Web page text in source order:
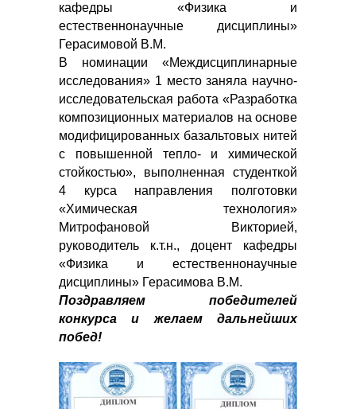
кафедры «Физика и
естественнонаучные дисциплины»
Герасимовой В.М.
В номинации «Междисциплинарные
исследования» 1 место заняла научно-
исследовательская работа «Разработка
композиционных материалов на основе
модифицированных базальтовых нитей
с повышенной тепло- и химической
стойкостью», выполненная студенткой
4 курса направления полготовки
«Химическая технология»
Митрофановой Викторией,
руководитель к.т.н., доцент кафедры
«Физика и естественнонаучные
дисциплины» Герасимова В.М.
Поздравляем победителей
конкурса и желаем дальнейших
побед!